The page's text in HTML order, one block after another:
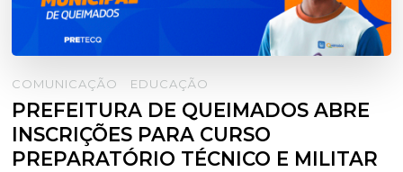
COMUNICAÇÃO EDUCAÇÃO
PREFEITURA DE QUEIMADOS ABRE
INSCRIÇÕES PARA CURSO
PREPARATÓRIO TÉCNICO E MILITAR